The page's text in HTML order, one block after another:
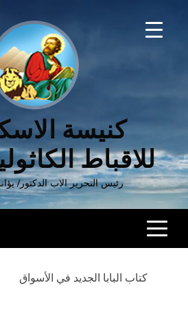
كنيسة
للاقباط
رئيس التحرير الاب الدكتور/
كتاب البابا الجديد في الأسواق